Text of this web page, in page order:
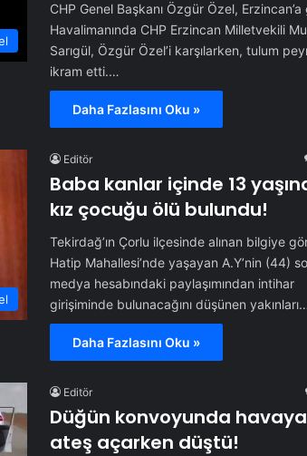
CHP Genel Başkanı Özgür Özel, Erzincan’a
Havalimanında CHP Erzincan Milletvekili
Sarıgül, Özgür Özel’i karşılarken, tulum
ikram etti.…
Daha Fazlasını Oku »
Editör
Baba kanlar içinde 13
kız çocuğu ölü bulundu!
Tekirdağ’ın Çorlu ilçesinde alınan bilgiye
Hatip Mahallesi’nde yaşayan A.Y’nin (44)
medya hesabındaki paylaşımından intihar
girişiminde bulunacağını düşünen yakınları…
Daha Fazlasını Oku »
Editör
Düğün konvoyunda havaya
ateş açarken düştü!